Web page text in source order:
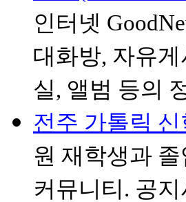
인터넷
대화방, 자유
실, 앨범 등의
전주 가톨릭 신
원 재학생과
커뮤니티. 공